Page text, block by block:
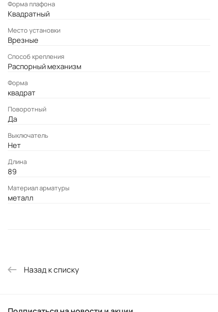
Форма плафона
Квадратный
Место установки
Врезные
Cпособ крепления
Распорный механизм
Форма
квадрат
Поворотный
Да
Выключатель
Нет
Длина
89
Материал арматуры
металл
Назад к списку